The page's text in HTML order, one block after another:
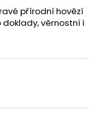
přírodní hovězí
věrnostní i